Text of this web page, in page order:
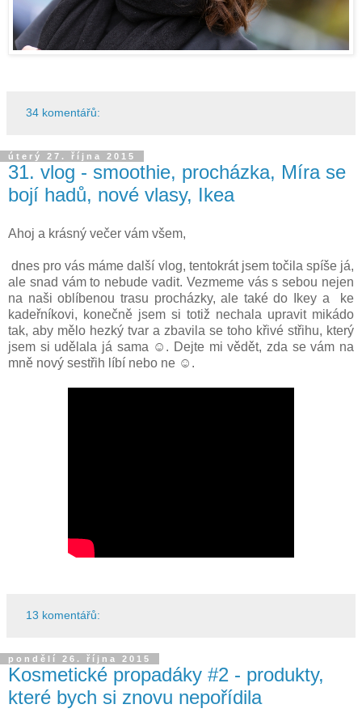
34 komentářů:
úterý 27. října 2015
31. vlog - smoothie, procházka, Míra se
bojí hadů, nové vlasy, Ikea
Ahoj a krásný večer vám všem,
dnes pro vás máme další vlog, tentokrát jsem točila spíše já,
ale snad vám to nebude vadit. Vezmeme vás s sebou nejen
na naši oblíbenou trasu procházky, ale také do Ikey a ke
kadeřníkovi, konečně jsem si totiž nechala upravit mikádo
tak, aby mělo hezký tvar a zbavila se toho křivé střihu, který
jsem si udělala já sama ☺. Dejte mi vědět, zda se vám na
mně nový sestřih líbí nebo ne ☺.
13 komentářů:
pondělí 26. října 2015
Kosmetické propadáky #2 - produkty,
které bych si znovu nepořídila